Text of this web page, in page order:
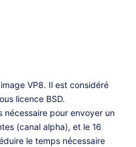
VP8. Il est considéré
licence BSD.
nécessaire pour envoyer un
(canal alpha), et le 16
le temps nécessaire